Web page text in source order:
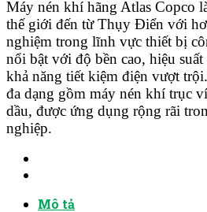
Máy nén khí hãng Atlas Copco
thế giới đến từThụy Điển với
nghiệm trong lĩnh vực thiết bị
nổi bật với độ bền cao, hiệu
khả năng tiết kiệm điện vượt
đa dạng gồm máy nén khí trục
dầu, được ứng dụng rộng rãi
nghiệp.
Mô tả